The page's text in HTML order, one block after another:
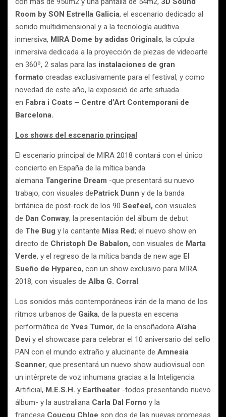
Room by SON Estrella Galicia, el escenario dedicado al
sonido multidimensional y a la tecnología auditiva
inmersiva, MIRA Dome by adidas Originals, la cúpula
inmersiva dedicada a la proyección de piezas de videoarte
en 360º, 2 salas para las instalaciones de gran
formato creadas exclusivamente para el festival, y como
novedad de este año, la exposició de arte situada
en Fabra i Coats – Centre d’Art Contemporani de
Barcelona.
Los shows del escenario principal
El escenario principal de MIRA 2018 contará con el único
concierto en España de la mítica banda
alemana Tangerine Dream -que presentará su nuevo
trabajo, con visuales dePatrick Dunn y de la banda
británica de post-rock de los 90 Seefeel, con visuales
de Dan Conway; la presentación del álbum de debut
de The Bug y la cantante Miss Red; el nuevo show en
directo de Christoph De Babalon, con visuales de Marta
Verde, y el regreso de la mítica banda de new age El
Sueño de Hyparco, con un show exclusivo para MIRA
2018, con visuales de Alba G. Corral.
Los sonidos más contemporáneos irán de la mano de los
ritmos urbanos de Gaika, de la puesta en escena
performática de Yves Tumor, de la ensoñadora Aïsha
Devi y el showcase para celebrar el 10 aniversario del sello
PAN con el mundo extraño y alucinante de Amnesia
Scanner, que presentará un nuevo show audiovisual con
un intérprete de voz inhumana gracias a la Inteligencia
Artificial, M.E.S.H. y Eartheater -todos presentando nuevo
álbum- y la australiana Carla Dal Forno y la
francesa Coucou Chloe son dos de las nuevas promesas